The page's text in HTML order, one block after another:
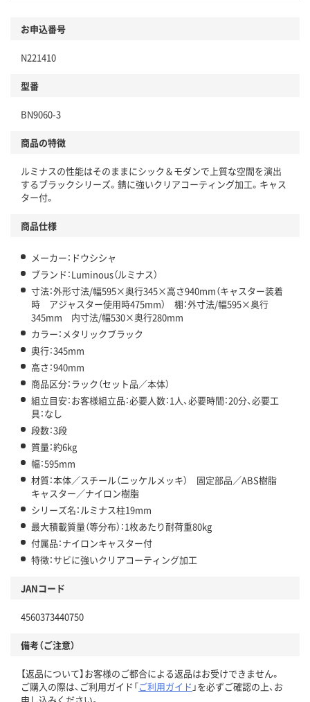
お申込番号
N221410
型番
BN9060-3
商品の特徴
ルミナスの性能はそのままにシック＆モダンで上質な空間を演出
するブラックシリーズ。錆に強いクリアコーティング加工。キャス
ター付。
商品仕様
メーカー：ドウシシャ
ブランド：Luminous（ルミナス）
寸法：外形寸法/幅595×奥行345×高さ940mm（キャスター装着
時 アジャスター使用時475mm） 棚：外寸法/幅595×奥行
345mm 内寸法/幅530×奥行280mm
カラー：メタリックブラック
奥行：345mm
高さ：940mm
商品区分：ラック（セット品／本体）
組立目安：お客様組立品：必要人数：1人、必要時間：20分、必要工
具：なし
段数：3段
質量：約6kg
幅：595mm
材質：本体／スチール（ニッケルメッキ） 固定部品／ABS樹脂
キャスター／ナイロン樹脂
シリーズ名：ルミナス柱19mm
最大積載質量（等分布）：1枚あたり耐荷重80kg
付属品：ナイロンキャスター付
特徴：サビに強いクリアコーティング加工
JANコード
4560373440750
備考（ご注意）
【返品について】お客様のご都合による返品はお受けできません。
ご購入の際は、ご利用ガイド「ご利用ガイド 」を必ずご確認の上、お